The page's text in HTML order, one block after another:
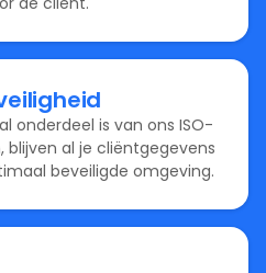
LUNA?
die jouw werk lichter
extra’s hoeft te doen.